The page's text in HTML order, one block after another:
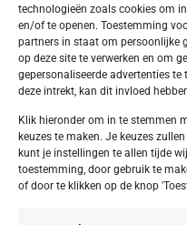
technologieën zoals cookies om
en/of te openen. Toestemming
partners in staat om persoonlijke
op deze site te verwerken en om
gepersonaliseerde advertenties
deze intrekt, kan dit invloed
Klik hieronder om in te stemmen
keuzes te maken. Je keuzes
kunt je instellingen te allen tijde
toestemming, door gebruik te
of door te klikken op de knop
België, Antwerpen
Antwerpen